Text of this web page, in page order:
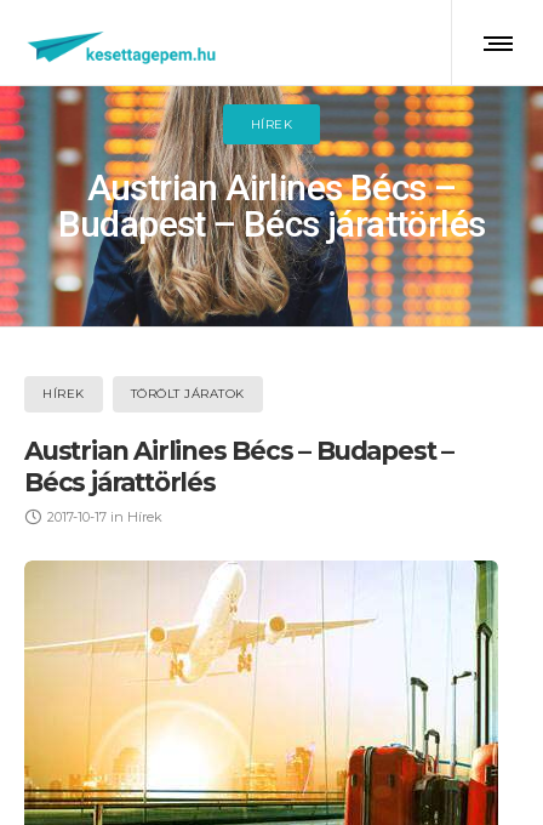
HÍREK
Austrian Airlines Bécs –
Budapest – Bécs járattörlés
HÍREK TÖRÖLT JÁRATOK
Austrian Airlines Bécs – Budapest –
Bécs járattörlés
2017-10-17 in Hírek